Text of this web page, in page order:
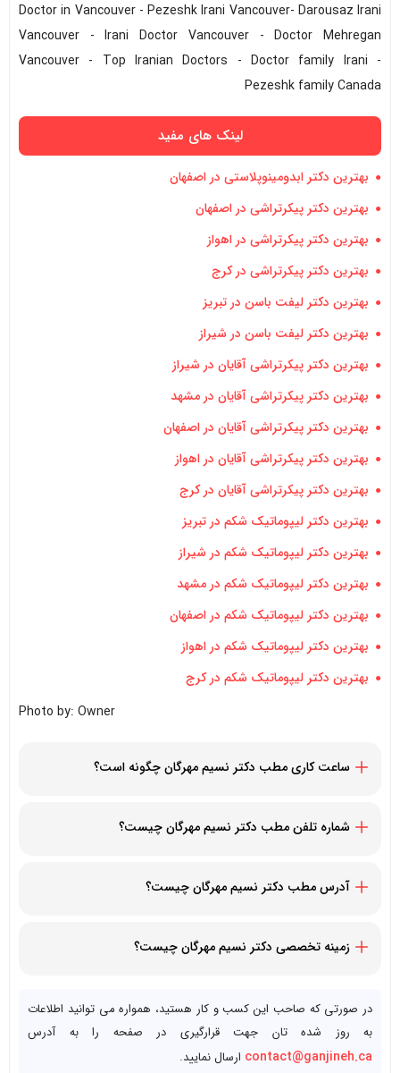
Doctor in Vancouver - Pezeshk Irani Vancouver- Darousaz Irani
Vancouver - Irani Doctor Vancouver - Doctor Mehregan
Vancouver - Top Iranian Doctors - Doctor family Irani -
Pezeshk family Canada
لینک های مفید
بهترین دکتر ابدومینوپلاستی در اصفهان
بهترین دکتر پیکرتراشی در اصفهان
بهترین دکتر پیکرتراشی در اهواز
بهترین دکتر پیکرتراشی در کرج
بهترین دکتر لیفت باسن در تبریز
بهترین دکتر لیفت باسن در شیراز
بهترین دکتر پیکرتراشی آقایان در شیراز
بهترین دکتر پیکرتراشی آقایان در مشهد
بهترین دکتر پیکرتراشی آقایان در اصفهان
بهترین دکتر پیکرتراشی آقایان در اهواز
بهترین دکتر پیکرتراشی آقایان در کرج
بهترین دکتر لیپوماتیک شکم در تبریز
بهترین دکتر لیپوماتیک شکم در شیراز
بهترین دکتر لیپوماتیک شکم در مشهد
بهترین دکتر لیپوماتیک شکم در اصفهان
بهترین دکتر لیپوماتیک شکم در اهواز
بهترین دکتر لیپوماتیک شکم در کرج
Photo by: Owner
ساعت کاری مطب دکتر نسیم مهرگان چگونه است؟
شماره تلفن مطب دکتر نسیم مهرگان چیست؟
آدرس مطب دکتر نسیم مهرگان چیست؟
زمینه تخصصی دکتر نسیم مهرگان چیست؟
در صورتی که صاحب این کسب و کار هستید، همواره می توانید اطلاعات
به روز شده تان جهت قرارگیری در صفحه را به آدرس
contact@ganjineh.ca ارسال نمایید.